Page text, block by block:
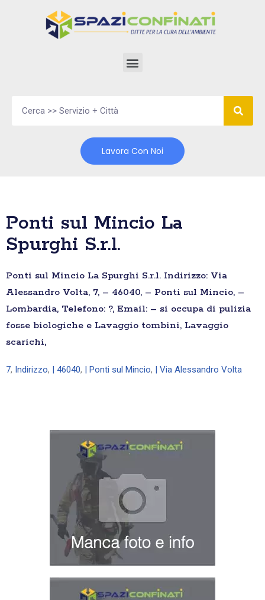
Lavora Con Noi
Ponti sul Mincio La
Spurghi S.r.l.
Ponti sul Mincio La Spurghi S.r.l. Indirizzo: Via
Alessandro Volta, 7, – 46040, – Ponti sul Mincio, –
Lombardia, Telefono: ?, Email: – si occupa di pulizia
fosse biologiche e Lavaggio tombini, Lavaggio
scarichi,
7, Indirizzo, | 46040, | Ponti sul Mincio, | Via Alessandro Volta